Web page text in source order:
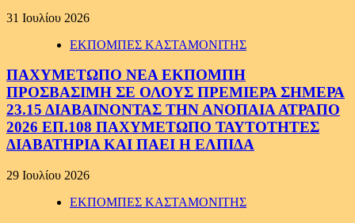
31 Ιουλίου 2026
ΕΚΠΟΜΠΕΣ ΚΑΣΤΑΜΟΝΙΤΗΣ
ΠΑΧΥΜΕΤΩΠΟ ΝΕΑ ΕΚΠΟΜΠΗ
ΠΡΟΣΒΑΣΙΜΗ ΣΕ ΟΛΟΥΣ ΠΡΕΜΙΕΡΑ ΣΗΜΕΡΑ
23.15 ΔΙΑΒΑΙΝΟΝΤΑΣ ΤΗΝ ΑΝΟΠΑΙΑ ΑΤΡΑΠΟ
2026 ΕΠ.108 ΠΑΧΥΜΕΤΩΠΟ ΤΑΥΤΟΤΗΤΕΣ
ΔΙΑΒΑΤΗΡΙΑ ΚΑΙ ΠΑΕΙ Η ΕΛΠΙΔΑ
29 Ιουλίου 2026
ΕΚΠΟΜΠΕΣ ΚΑΣΤΑΜΟΝΙΤΗΣ